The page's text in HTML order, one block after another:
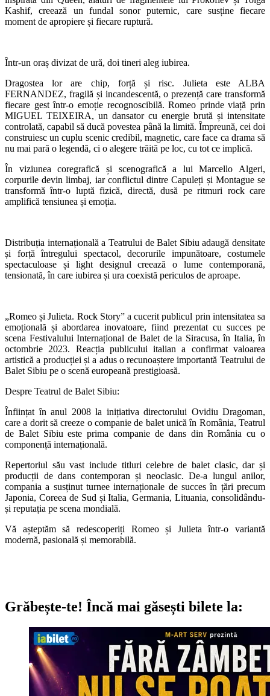
Kashif, creează un fundal sonor puternic, care susține fiecare
moment de apropiere și fiecare ruptură.
Într-un oraș divizat de ură, doi tineri aleg iubirea.
Dragostea lor are chip, forță și risc. Julieta este ALBA
FERNANDEZ, fragilă și incandescentă, o prezență care transformă
fiecare gest într-o emoție recognoscibilă. Romeo prinde viață prin
MIGUEL TEIXEIRA, un dansator cu energie brută și intensitate
controlată, capabil să ducă povestea până la limită. Împreună, cei doi
construiesc un cuplu scenic credibil, magnetic, care face ca drama să
nu mai pară o legendă, ci o alegere trăită pe loc, cu tot ce implică.
În viziunea coregrafică și scenografică a lui Marcello Algeri,
corpurile devin limbaj, iar conflictul dintre Capuleți și Montague se
transformă într-o luptă fizică, directă, dusă pe ritmuri rock care
amplifică tensiunea și emoția.
Distribuția internațională a Teatrului de Balet Sibiu adaugă densitate
și forță întregului spectacol, decorurile impunătoare, costumele
spectaculoase și light designul creează o lume contemporană,
tensionată, în care iubirea și ura coexistă periculos de aproape.
„Romeo și Julieta. Rock Story” a cucerit publicul prin intensitatea sa
emoțională și abordarea inovatoare, fiind prezentat cu succes pe
scena Festivalului Internațional de Balet de la Siracusa, în Italia, în
octombrie 2023. Reacția publicului italian a confirmat valoarea
artistică a producției și a adus o recunoaștere importantă Teatrului de
Balet Sibiu pe o scenă europeană prestigioasă.
Despre Teatrul de Balet Sibiu:
Înființat în anul 2008 la inițiativa directorului Ovidiu Dragoman,
care a dorit să creeze o companie de balet unică în România, Teatrul
de Balet Sibiu este prima companie de dans din România cu o
componență internațională.
Repertoriul său vast include titluri celebre de balet clasic, dar și
producții de dans contemporan și neoclasic. De-a lungul anilor,
compania a susținut turnee internaționale de succes în țări precum
Japonia, Coreea de Sud și Italia, Germania, Lituania, consolidându-
și reputația pe scena mondială.
Vă așteptăm să redescoperiți Romeo și Julieta într-o variantă
modernă, pasională și memorabilă.
Grăbește-te! Încă mai găsești bilete la: